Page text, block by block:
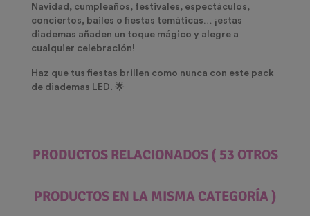
Navidad, cumpleaños, festivales, espectáculos,
conciertos, bailes o fiestas temáticas… ¡estas
diademas añaden un toque mágico y alegre a
cualquier celebración!
Haz que tus fiestas brillen como nunca con este pack
de diademas LED. 🌟
PRODUCTOS RELACIONADOS ( 53 OTROS
PRODUCTOS EN LA MISMA CATEGORÍA )